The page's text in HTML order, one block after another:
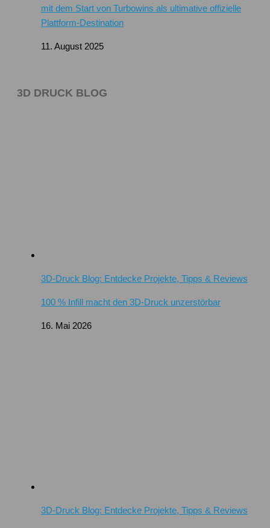
mit dem Start von Turbowins als ultimative offizielle
Plattform-Destination
11. August 2025
3D DRUCK BLOG
3D-Druck Blog: Entdecke Projekte, Tipps & Reviews
100 % Infill macht den 3D-Druck unzerstörbar
16. Mai 2026
3D-Druck Blog: Entdecke Projekte, Tipps & Reviews